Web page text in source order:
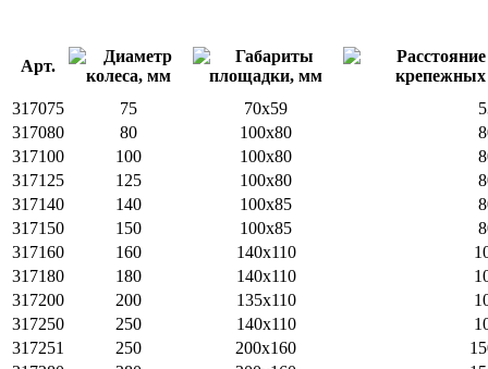
Арт.
317075 75 70x59
317080
80 100x80
317100
100 100x80
317125
125 100x80
317140
140 100х85
317150
150 100х85
317160
160 140x110
317180
180 140x110
317200
200 135х110
317250
250 140x110
317251
250 200x160